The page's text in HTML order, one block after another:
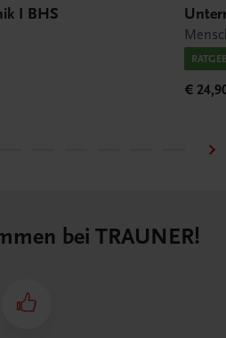
I BHS
€
bei TRAUNER!